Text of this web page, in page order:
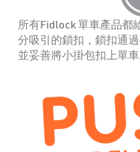
所有Fidlock 單車產品都
分吸引的鎖扣，鎖扣通
並妥善將小掛包扣上單車